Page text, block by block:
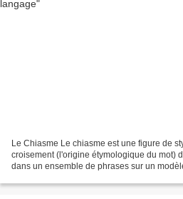
Le Chiasme Le chiasme est une figure de
croisement (l'origine étymologique du mot)
dans un ensemble de phrases sur un